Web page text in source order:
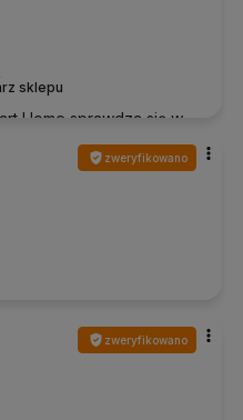
sklepu
Home sprawdza się w
zweryfikowano
zweryfikowano